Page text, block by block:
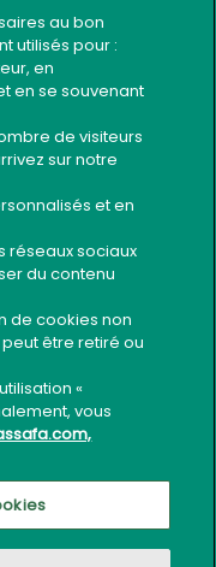
Mobile
bancaires
-Mentions légales
au bon
utilisés pour :
en
en se souvenant
de visiteurs
sur notre
et en
réseaux sociaux
du contenu
de cookies non
être retiré ou
«
vous